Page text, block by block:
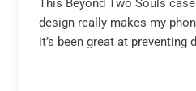
This Beyond Two Souls
design really makes my
it’s been great at preventing